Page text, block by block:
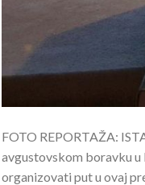
FOTO REPORTAŽA:
avgustovskom boravku u
organizovati put u ovaj